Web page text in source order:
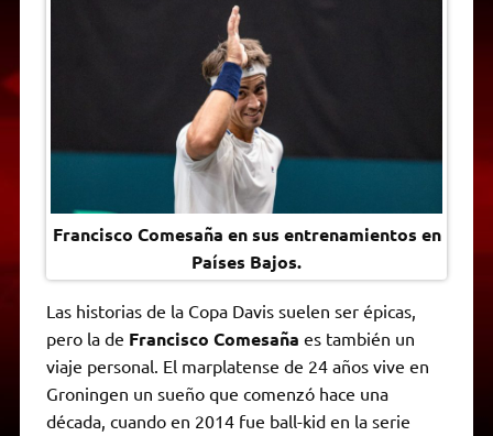
n
k
i
l
F
r
i
e
n
d
l
y
Francisco Comesaña en sus entrenamientos en
Países Bajos.
Las historias de la Copa Davis suelen ser épicas,
pero la de Francisco Comesaña es también un
viaje personal. El marplatense de 24 años vive en
Groningen un sueño que comenzó hace una
década, cuando en 2014 fue ball-kid en la serie